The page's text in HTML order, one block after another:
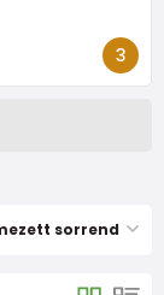
sorrend